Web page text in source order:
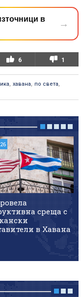
в
→
6 1
, хавана, по света,
среща с
в Хавана